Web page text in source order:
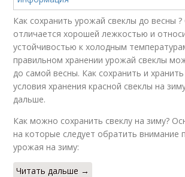
Как сохранить урожай свеклы до весны ?
отличается хорошей лежкостью и
устойчивостью к холодным
правильном хранении урожай свеклы
до самой весны. Как сохранить и
условия хранения красной свеклы на
дальше.
Как можно сохранить свеклу на зиму?
на которые следует обратить внимание
урожая на зиму:
Читать дальше →